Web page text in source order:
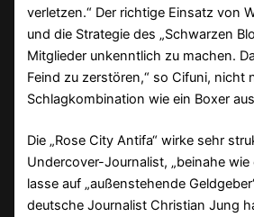
verletzen.“ Der richtige Einsatz von
und die Strategie des „Schwarzen
Mitglieder unkenntlich zu machen.
Feind zu zerstören,“ so Cifuni, nicht
Schlagkombination wie ein Boxer
Die „Rose City Antifa“ wirke sehr
Undercover-Journalist, „beinahe wie
lasse auf „außenstehende
deutsche Journalist Christian Jung